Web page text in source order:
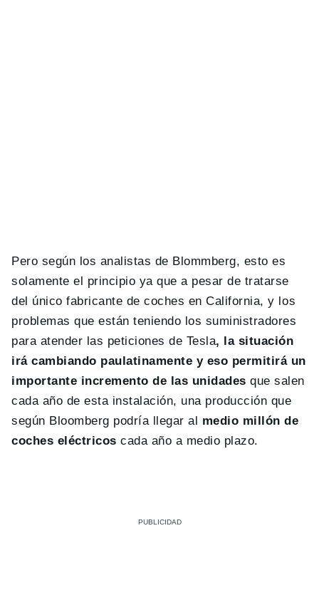
Pero según los analistas de Blommberg, esto es
solamente el principio ya que a pesar de tratarse
del único fabricante de coches en California, y los
problemas que están teniendo los suministradores
para atender las peticiones de Tesla, la situación
irá cambiando paulatinamente y eso permitirá un
importante incremento de las unidades que salen
cada año de esta instalación, una producción que
según Bloomberg podría llegar al medio millón de
coches eléctricos cada año a medio plazo.